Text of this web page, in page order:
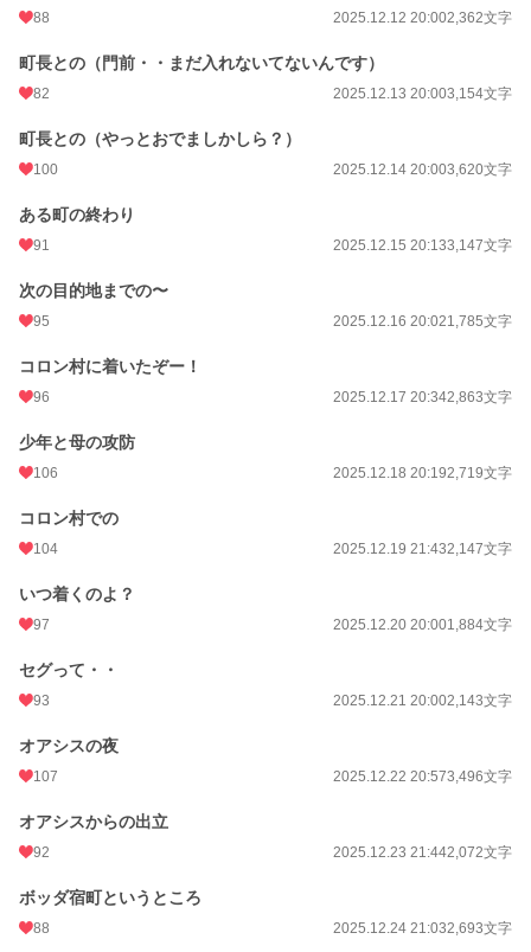
88 2025.12.12 20:002,362文字
町長との（門前・・まだ入れないてないんです）
82 2025.12.13 20:003,154文字
町長との（やっとおでましかしら？）
100 2025.12.14 20:003,620文字
ある町の終わり
91 2025.12.15 20:133,147文字
次の目的地までの〜
95 2025.12.16 20:021,785文字
コロン村に着いたぞー！
96 2025.12.17 20:342,863文字
少年と母の攻防
106 2025.12.18 20:192,719文字
コロン村での
104 2025.12.19 21:432,147文字
いつ着くのよ？
97 2025.12.20 20:001,884文字
セグって・・
93 2025.12.21 20:002,143文字
オアシスの夜
107 2025.12.22 20:573,496文字
オアシスからの出立
92 2025.12.23 21:442,072文字
ボッダ宿町というところ
88 2025.12.24 21:032,693文字